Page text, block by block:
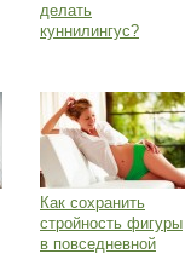
делать
куннилингус?
Как сохранить
стройность фигуры
в повседневной